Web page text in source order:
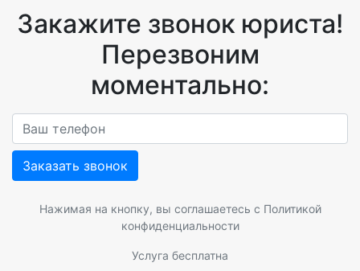
Закажите звонок юриста!
Перезвоним
моментально:
Заказать звонок
Нажимая на кнопку, вы соглашаетесь с Политикой
конфиденциальности
Услуга бесплатна